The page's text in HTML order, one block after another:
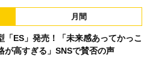
月間
「ES」発売！「未来感あってかっこ
が高すぎる」SNSで賛否の声